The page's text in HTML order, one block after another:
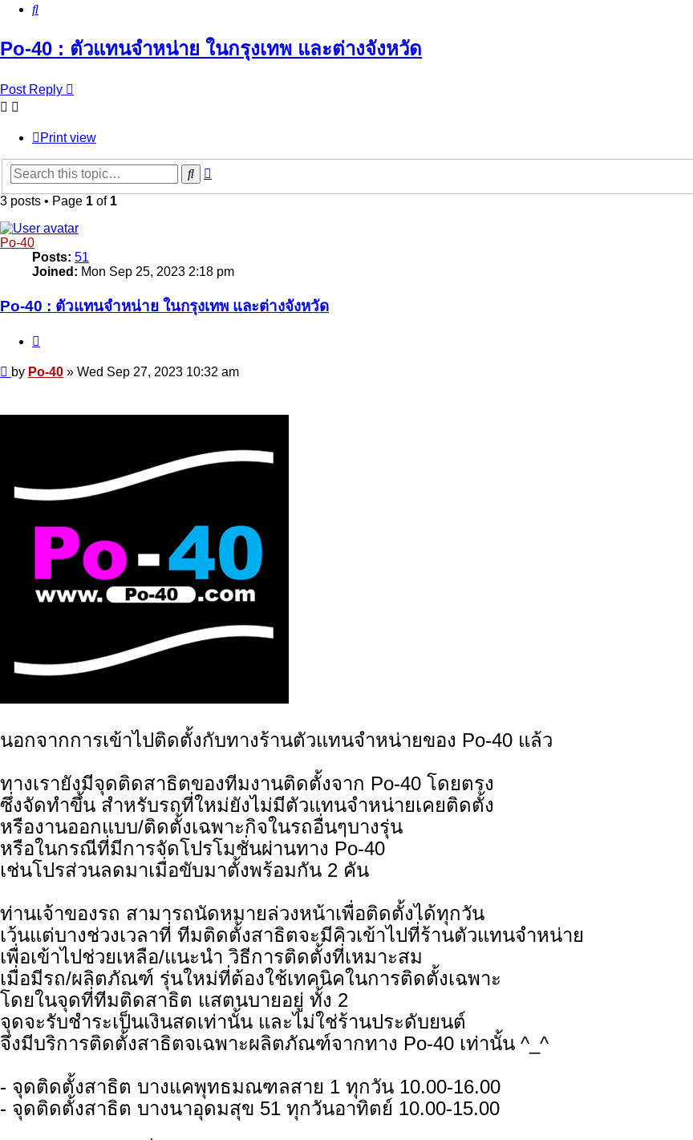
Search
Po-40 : ตัวแทนจำหน่าย ในกรุงเทพ และต่างจังหวัด
Post Reply
Print view
Search
3 posts • Page 1 of 1
Po-40
Posts: 51
Joined: Mon Sep 25, 2023 2:18 pm
Po-40 : ตัวแทนจำหน่าย ในกรุงเทพ และต่างจังหวัด
Post
by Po-40 » Wed Sep 27, 2023 10:32 am
นอกจากการเข้าไปติดตั้งกับทางร้านตัวแทนจำหน่ายของ Po-40 แล้ว
ทางเรายังมีจุดติดสาธิตของทีมงานติดตั้งจาก Po-40 โดยตรง
ซึ่งจัดทำขึ้น สำหรับรถที่ใหม่ยังไม่มีตัวแทนจำหน่ายเคยติดตั้ง
หรืองานออกแบบ/ติดตั้งเฉพาะกิจในรถอื่นๆบางรุ่น
หรือในกรณีที่มีการจัดโปรโมชั่นผ่านทาง Po-40
เช่นโปรส่วนลดมาเมื่อขับมาตั้งพร้อมกัน 2 คัน
ท่านเจ้าของรถ สามารถนัดหมายล่วงหน้าเพื่อติดตั้งได้ทุกวัน
เว้นแต่บางช่วงเวลาที่ ทีมติดตั้งสาธิตจะมีคิวเข้าไปที่ร้านตัวแทนจำหน่าย
เพื่อเข้าไปช่วยเหลือ/แนะนำ วิธีการติดตั้งที่เหมาะสม
เมื่อมีรถ/ผลิตภัณฑ์ รุ่นใหม่ที่ต้องใช้เทคนิคในการติดตั้งเฉพาะ
โดยในจุดที่ทีมติดสาธิต แสตนบายอยู่ ทั้ง 2
จุดจะรับชำระเป็นเงินสดเท่านั้น และไม่ใช่ร้านประดับยนต์
จึงมีบริการติดตั้งสาธิตจเฉพาะผลิตภัณฑ์จากทาง Po-40 เท่านั้น ^_^
- จุดติดตั้งสาธิต บางแคพุทธมณฑลสาย 1 ทุกวัน 10.00-16.00
- จุดติดตั้งสาธิต บางนาอุดมสุข 51 ทุกวันอาทิตย์ 10.00-15.00